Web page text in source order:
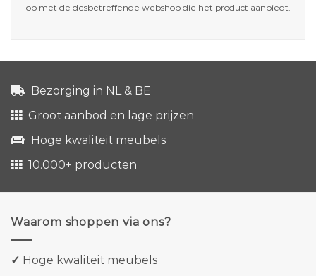
op met de desbetreffende webshop die het product aanbiedt.
Bezorging in NL & BE
Groot aanbod en lage prijzen
Hoge kwaliteit meubels
10.000+ producten
Waarom shoppen via ons?
✓ Hoge kwaliteit meubels